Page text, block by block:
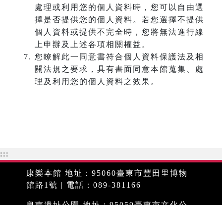
處理或利用您的個人資料時，您可以自由選
擇是否提供您的個人資料。若您選擇不提供
個人資料或提供不完全時，您將無法進行線
上申辦及上述各項相關權益。
您瞭解此一同意書符合個人資料保護法及相
關法規之要求，具有書面同意本館蒐集、處
理及利用您的個人資料之效果。
:::
康樂本館 地址：95060臺東市豐田里博物
館路1號 | 電話：089-381166